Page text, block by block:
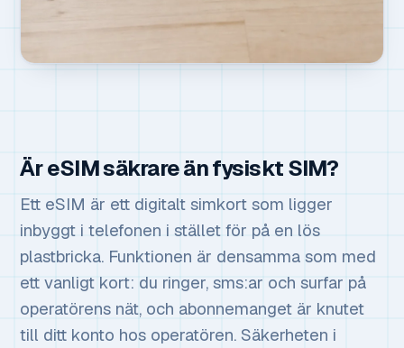
Är eSIM säkrare än fysiskt SIM?
Ett eSIM är ett digitalt simkort som ligger
inbyggt i telefonen i stället för på en lös
plastbricka. Funktionen är densamma som med
ett vanligt kort: du ringer, sms:ar och surfar på
operatörens nät, och abonnemanget är knutet
till ditt konto hos operatören. Säkerheten i